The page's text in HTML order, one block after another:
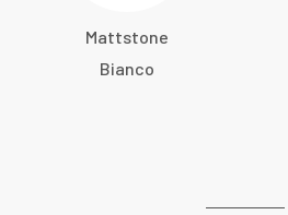
Mattstone
Bianco